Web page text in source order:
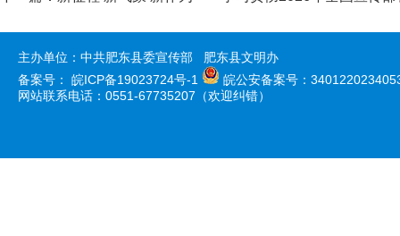
主办单位：中共肥东县委宣传部 肥东县文明办
备案号： 皖ICP备19023724号-1
皖公安备案号：
网站联系电话：0551-67735207（欢迎纠错）